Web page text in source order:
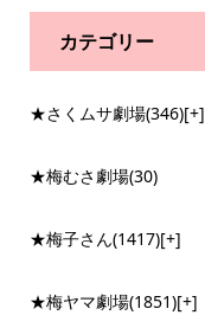
カテゴリー
★さくムサ劇場(346)[+]
★梅むさ劇場(30)
★梅子さん(1417)[+]
★梅ヤマ劇場(1851)[+]